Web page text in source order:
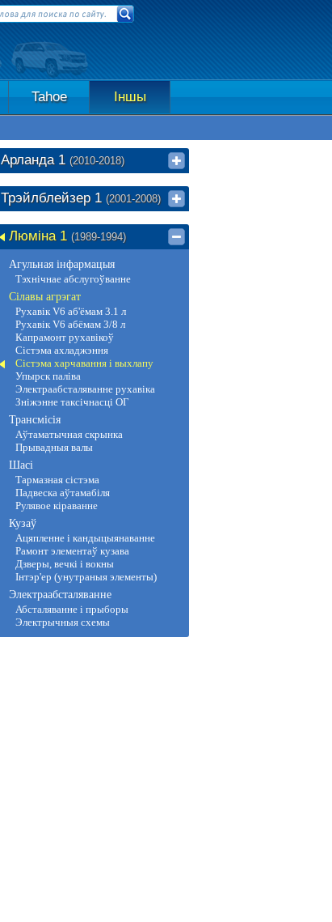
Tahoe Іншы
Арланда 1 (2010-2018)
Трэйлблейзер 1 (2001-2008)
Люміна 1 (1989-1994)
Агульная інфармацыя
Тэхнічнае абслугоўванне
Сілавы агрэгат
Рухавік V6 аб'ёмам 3.1 л
Рухавік V6 абёмам 3/8 л
Капрамонт рухавікоў
Сістэма ахладжэння
Сістэма харчавання і выхлапу
Упырск паліва
Электраабсталяванне рухавіка
Зніжэнне таксічнасці ОГ
Трансмісія
Аўтаматычная скрынка
Прывадныя валы
Шасі
Тармазная сістэма
Падвеска аўтамабіля
Рулявое кіраванне
Кузаў
Ацяпленне і кандыцыянаванне
Рамонт элементаў кузава
Дзверы, вечкі і вокны
Інтэр'ер (унутраныя элементы)
Электраабсталяванне
Абсталяванне і прыборы
Электрычныя схемы